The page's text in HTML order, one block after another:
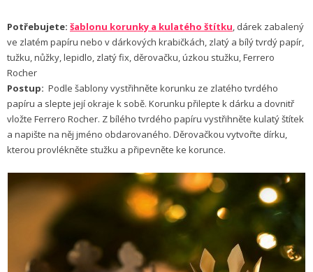
Potřebujete: šablonu korunky a kulatého štítku, dárek zabalený
ve zlatém papíru nebo v dárkových krabičkách, zlatý a bílý tvrdý papír,
tužku, nůžky, lepidlo, zlatý fix, děrovačku, úzkou stužku, Ferrero
Rocher
Postup: Podle šablony vystřihněte korunku ze zlatého tvrdého
papíru a slepte její okraje k sobě. Korunku přilepte k dárku a dovnitř
vložte Ferrero Rocher. Z bílého tvrdého papíru vystřihněte kulatý štítek
a napište na něj jméno obdarovaného. Děrovačkou vytvořte dírku,
kterou provlékněte stužku a připevněte ke korunce.